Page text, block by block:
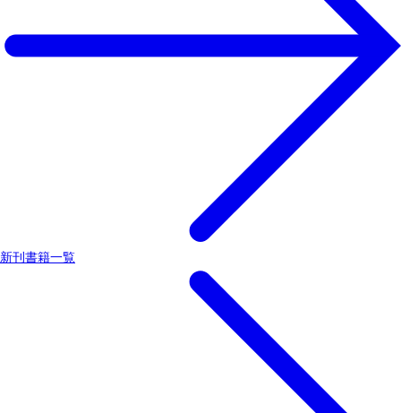
新刊書籍一覧